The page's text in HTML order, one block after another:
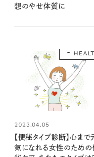
想のやせ体質に
2023.04.05
【便秘タイプ診断】心まで
気になれる女性のための